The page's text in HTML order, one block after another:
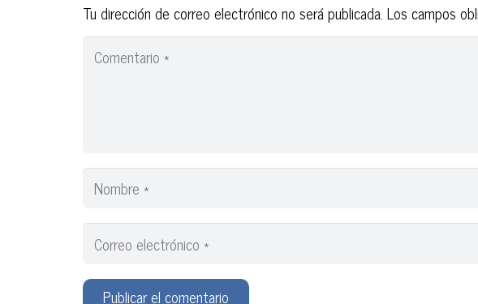
Tu dirección de correo electrónico no será publicada. Los campos
Publicar el comentario